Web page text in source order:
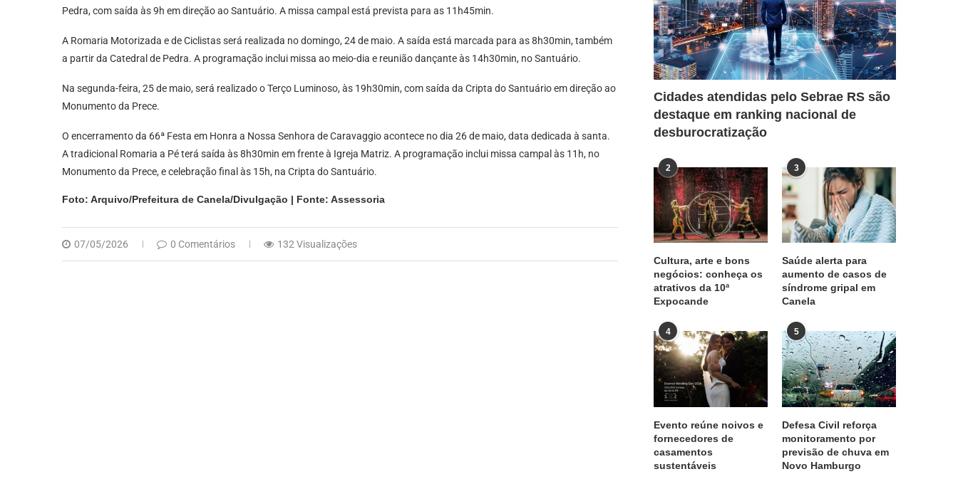
Pedra, com saída às 9h em direção ao Santuário. A missa campal está prevista para as 11h45min.
A Romaria Motorizada e de Ciclistas será realizada no domingo, 24 de maio. A saída está marcada para as 8h30min, também
a partir da Catedral de Pedra. A programação inclui missa ao meio-dia e reunião dançante às 14h30min, no Santuário.
Na segunda-feira, 25 de maio, será realizado o Terço Luminoso, às 19h30min, com saída da Cripta do Santuário em direção ao
Monumento da Prece.
O encerramento da 66ª Festa em Honra a Nossa Senhora de Caravaggio acontece no dia 26 de maio, data dedicada à santa.
A tradicional Romaria a Pé terá saída às 8h30min em frente à Igreja Matriz. A programação inclui missa campal às 11h, no
Monumento da Prece, e celebração final às 15h, na Cripta do Santuário.
Foto: Arquivo/Prefeitura de Canela/Divulgação | Fonte: Assessoria
07/05/2026 0 Comentários 132 Visualizações
Cidades atendidas pelo Sebrae RS são
destaque em ranking nacional de
desburocratização
2
Cultura, arte e bons
negócios: conheça os
atrativos da 10ª
Expocande
3
Saúde alerta para
aumento de casos de
síndrome gripal em
Canela
4
Evento reúne noivos e
fornecedores de
casamentos
sustentáveis
5
Defesa Civil reforça
monitoramento por
previsão de chuva em
Novo Hamburgo